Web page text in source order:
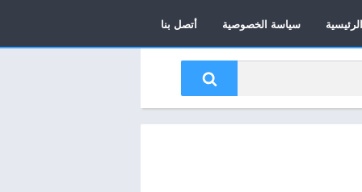
الرئيسية سياسة الخصوصية أتصل بنا